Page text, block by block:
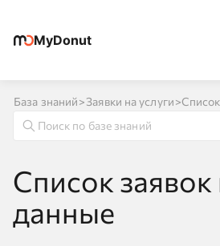
MyDonut
База знаний>Заявки на услуги>
Список заявок
данные